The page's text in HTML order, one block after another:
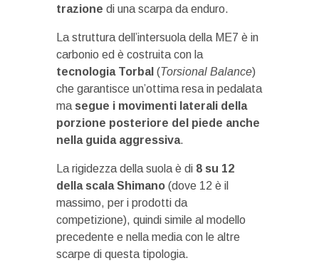
trazione di una scarpa da enduro.
La struttura dell’intersuola della ME7 è in
carbonio ed è costruita con la
tecnologia Torbal (Torsional Balance)
che garantisce un’ottima resa in pedalata
ma segue i movimenti laterali della
porzione posteriore del piede anche
nella guida aggressiva.
La rigidezza della suola è di 8 su 12
della scala Shimano (dove 12 è il
massimo, per i prodotti da
competizione), quindi simile al modello
precedente e nella media con le altre
scarpe di questa tipologia.